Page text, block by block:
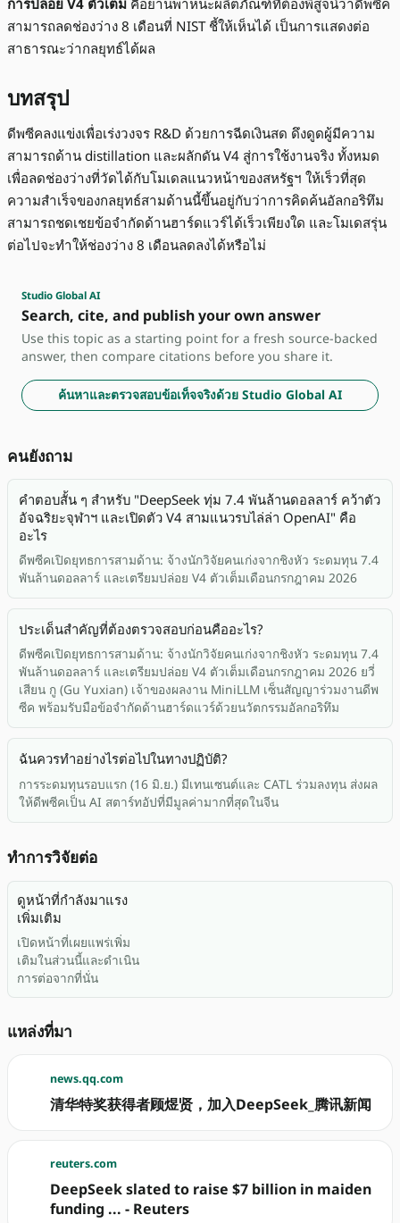
สามารถลดช่องว่าง 8 เดือนที่ NIST ชี้ให้เห็นได้ เป็นการแสดงต่อ
สาธารณะว่ากลยุทธ์ได้ผล
บทสรุป
ดีพซีคลงแข่งเพื่อเร่งวงจร R&D ด้วยการฉีดเงินสด ดึงดูดผู้มีความ
สามารถด้าน distillation และผลักดัน V4 สู่การใช้งานจริง ทั้งหมด
เพื่อลดช่องว่างที่วัดได้กับโมเดลแนวหน้าของสหรัฐฯ ให้เร็วที่สุด
ความสำเร็จของกลยุทธ์สามด้านนี้ขึ้นอยู่กับว่าการคิดค้นอัลกอริทึม
สามารถชดเชยข้อจำกัดด้านฮาร์ดแวร์ได้เร็วเพียงใด และโมเดสรุ่น
ต่อไปจะทำให้ช่องว่าง 8 เดือนลดลงได้หรือไม่
Studio Global AI
Search, cite, and publish your own answer
Use this topic as a starting point for a fresh source-backed
answer, then compare citations before you share it.
ค้นหาและตรวจสอบข้อเท็จจริงด้วย Studio Global AI
คนยังถาม
คำตอบสั้น ๆ สำหรับ "DeepSeek ทุ่ม 7.4 พันล้านดอลลาร์ คว้าตัว
อัจฉริยะจุฬาฯ และเปิดตัว V4 สามแนวรบไล่ล่า OpenAI" คือ
อะไร
ดีพซีคเปิดยุทธการสามด้าน: จ้างนักวิจัยคนเก่งจากชิงหัว ระดมทุน 7.4
พันล้านดอลลาร์ และเตรียมปล่อย V4 ตัวเต็มเดือนกรกฎาคม 2026
ประเด็นสำคัญที่ต้องตรวจสอบก่อนคืออะไร?
ดีพซีคเปิดยุทธการสามด้าน: จ้างนักวิจัยคนเก่งจากชิงหัว ระดมทุน 7.4
พันล้านดอลลาร์ และเตรียมปล่อย V4 ตัวเต็มเดือนกรกฎาคม 2026 ยวี่
เสียน กู (Gu Yuxian) เจ้าของผลงาน MiniLLM เซ็นสัญญาร่วมงานดีพ
ซีค พร้อมรับมือข้อจำกัดด้านฮาร์ดแวร์ด้วยนวัตกรรมอัลกอริทึม
ฉันควรทำอย่างไรต่อไปในทางปฏิบัติ?
การระดมทุนรอบแรก (16 มิ.ย.) มีเทนเซนต์และ CATL ร่วมลงทุน ส่งผล
ให้ดีพซีคเป็น AI สตาร์ทอัปที่มีมูลค่ามากที่สุดในจีน
ทำการวิจัยต่อ
ดูหน้าที่กำลังมาแรง
เพิ่มเติม
เปิดหน้าที่เผยแพร่เพิ่ม
เติมในส่วนนี้และดำเนิน
การต่อจากที่นั่น
แหล่งที่มา
news.qq.com
清华特奖获得者顾煜贤，加入DeepSeek_腾讯新闻
reuters.com
DeepSeek slated to raise $7 billion in maiden
funding ... - Reuters